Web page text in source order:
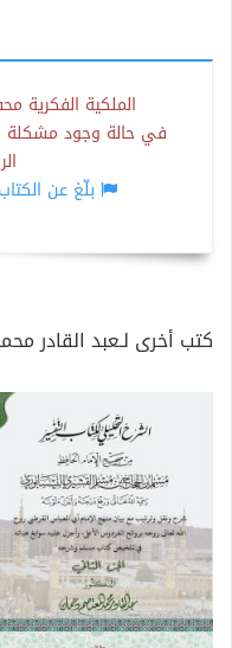
الملكية الفكرية
في حالة وجود مشكلة
بلّغ عن الكتاب
كتب أخرى لـعبد القادر